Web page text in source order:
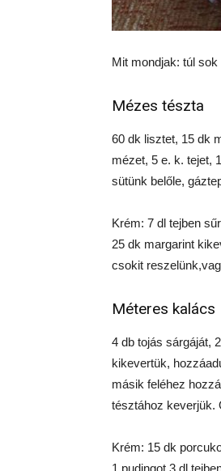
Mit mondjak: túl
Mézes tészta
60 dk lisztet, 15 dk
mézet, 5 e. k. tejet,
sütünk belőle,
Krém: 7 dl tejben
25 dk margarint
csokit
Méteres kalács
4 db tojás sárgáját,
kikevertük,
másik feléhez
tésztához keverjük.
Krém: 15 dk
1 pudingot 3 dl